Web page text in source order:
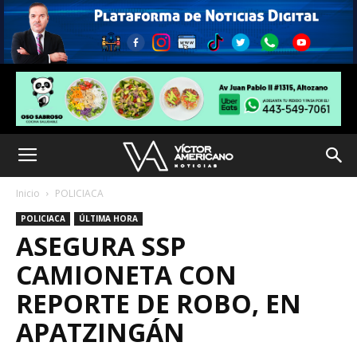
Inicio POLICIACA
POLICIACA ÚLTIMA HORA
ASEGURA SSP
CAMIONETA CON
REPORTE DE ROBO, EN
APATZINGÁN